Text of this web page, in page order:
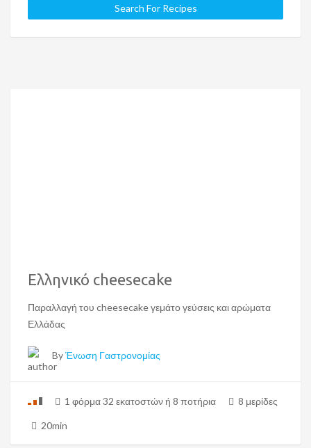
Search For Recipes
Ελληνικό cheesecake
Παραλλαγή του cheesecake γεμάτο γεύσεις και αρώματα
Ελλάδας
ByΈνωση Γαστρονομίας
1 φόρμα 32 εκατοστών ή 8 ποτήρια 8 μερίδες
20min